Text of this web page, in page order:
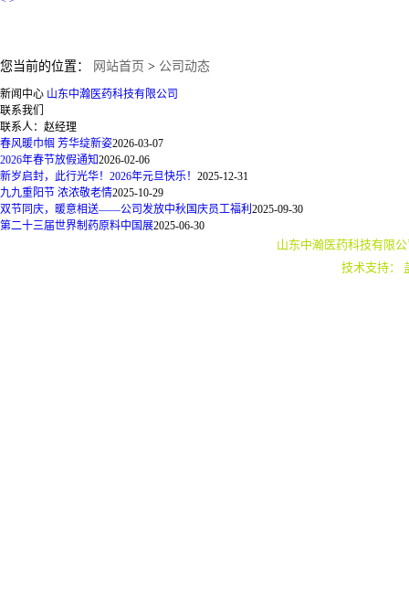
您当前的位置： 网站首页 > 公司动态
新闻中心 山东中瀚医药科技有限公司
联系我们
联系人：赵经理
春风暖巾帼 芳华绽新姿2026-03-07
2026年春节放假通知2026-02-06
新岁启封，此行光华！2026年元旦快乐！ 2025-12-31
九九重阳节 浓浓敬老情2025-10-29
双节同庆，暖意相送——公司发放中秋国庆员工福利 2025-09-30
第二十三届世界制药原料中国展2025-06-30
山东中瀚医药科技有限
技术支持：